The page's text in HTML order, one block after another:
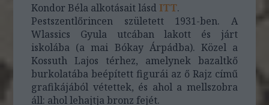
Kondor Béla alkotásait lásdITT.
Pestszentlőrincen született 1931-ben. A
Wlassics Gyula utcában lakott és járt
iskolába (a mai Bókay Árpádba). Közel a
Kossuth Lajos térhez, amelynek bazaltkő
burkolatába beépített figurái az ő Rajz című
grafikájából vétettek, és ahol a mellszobra
áll: ahol lehajtja bronz fejét.